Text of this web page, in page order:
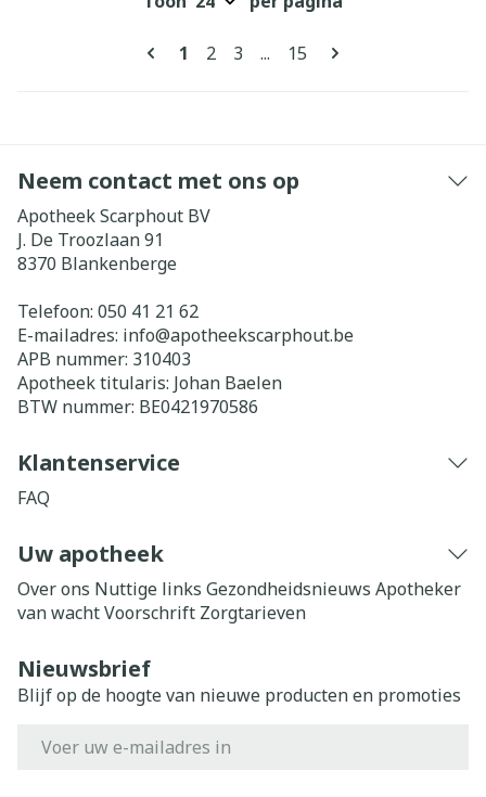
Pagina's
U lees momenteel pagina
1 Pagina
2 Pagina
3 ... Pagina
15
Neem contact met ons op
Apotheek Scarphout BV
J. De Troozlaan 91
8370 Blankenberge
Telefoon: 050 41 21 62
E-mailadres: info@apotheekscarphout.be
APB nummer: 310403
Apotheek titularis: Johan Baelen
BTW nummer: BE0421970586
Klantenservice
FAQ
Uw apotheek
Over ons Nuttige links Gezondheidsnieuws Apotheker
van wachtVoorschrift Zorgtarieven
Nieuwsbrief
Blijf op de hoogte van nieuwe producten en promoties